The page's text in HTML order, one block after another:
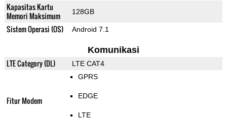
Kapasitas Kartu
Memori Maksimum
128GB
Sistem Operasi (OS) Android 7.1
Komunikasi
LTE Category (DL) LTE CAT4
Fitur Modem
GPRS
EDGE
LTE